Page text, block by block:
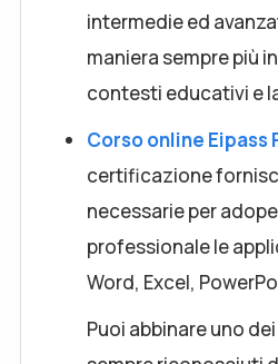
intermedie ed
maniera sempre più
contesti educativi e
Corso online Eipass
certificazione
necessarie per
professionale le
Word, Excel,
Puoi abbinare uno